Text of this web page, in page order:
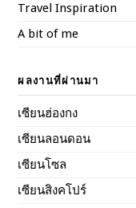
Travel Inspiration
A bit of me
ผลงานที่ผ่านมา
เซียนฮ่องกง
เซียนลอนดอน
เซียนโซล
เซียนสิงคโปร์